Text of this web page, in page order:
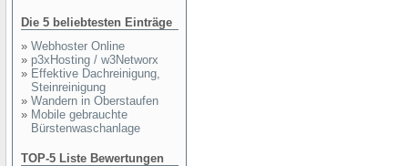
Die 5 beliebtesten Einträge
» Webhoster Online
» p3xHosting / w3Networx
» Effektive Dachreinigung,
Steinreinigung
» Wandern in Oberstaufen
» Mobile gebrauchte
Bürstenwaschanlage
TOP-5 Liste Bewertungen